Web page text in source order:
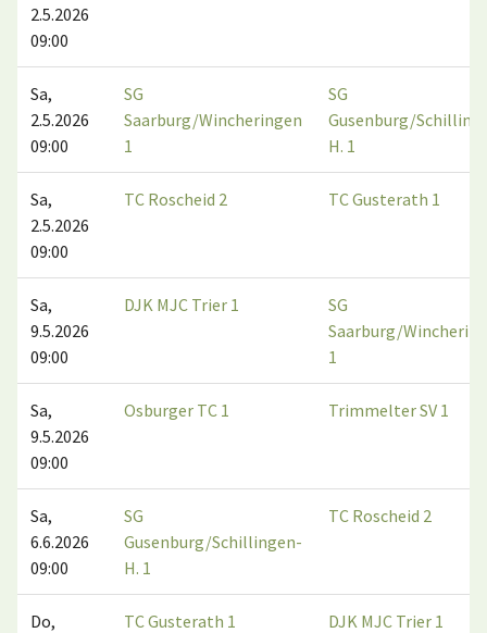
2.5.2026
09:00
Sa,
2.5.2026
09:00
SG
Saarburg/Wincheringen
1
SG
Gusenburg/
H. 1
Sa,
2.5.2026
09:00
TC Roscheid 2 TC Gusterath 1
Sa,
9.5.2026
09:00
DJK MJC Trier 1
SG
Saarburg/
1
Sa,
9.5.2026
09:00
Osburger TC 1 Trimmelter SV 1
Sa,
6.6.2026
09:00
SG
Gusenburg/Schillingen-
H. 1
TC Roscheid 2
Do,
TC Gusterath 1 DJK MJC Trier 1